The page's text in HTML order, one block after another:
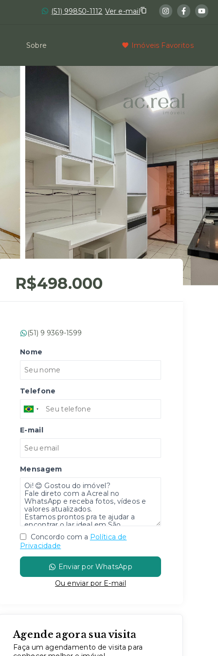
(51) 99850-1112 Ver e-mail
Sobre Imóveis Favoritos
R$498.000
(51) 9 9369-1599
Nome
Telefone
E-mail
Mensagem
Concordo com a Política de
Privacidade
Enviar por WhatsApp
Ou enviar por E-mail
Agende agora sua visita
Faça um agendamento de visita para